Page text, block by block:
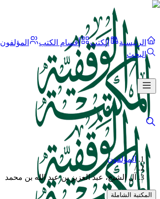
الرئيسية الكتب أقسام الكتب المؤلفون
البحث
المؤلفون
/
آل الشيخ، عبد العزيز بن عبد الله بن محمد
المكتبة الشاملة